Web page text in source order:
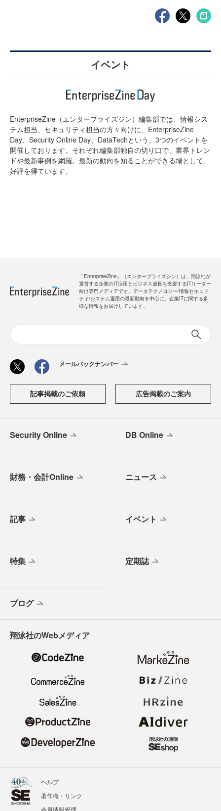
イベント
EnterpriseZine（エンタープライズジン）編集部では、情報シス
テム担当、セキュリティ担当の方々向けに、EnterpriseZine
Day、Security Online Day、DataTechという、3つのイベントを
開催しております。それぞれ編集部独自の切り口で、業界トレン
ドや最新事例を網羅。最新の動向を知ることができる場として、
好評を得ています。
「EnterpriseZine」（エンタープライズジン）は、翔泳社が
運営する企業のIT活用とビジネス成長を支援するITリーダー
向け専門メディアです。データテクノロジー/情報セキュリ
ティ/システム運用の最新動向を中心に、企業ITに関する多
様な情報をお届けしています。
メールバックナンバー
記事掲載のご依頼 広告掲載のご案内
Security Online DB Online
財務・会計Online ニュース
記事 イベント
特集 定期誌
ブログ
翔泳社のWebメディア
ヘルプ
著作権・リンク
会員情報管理